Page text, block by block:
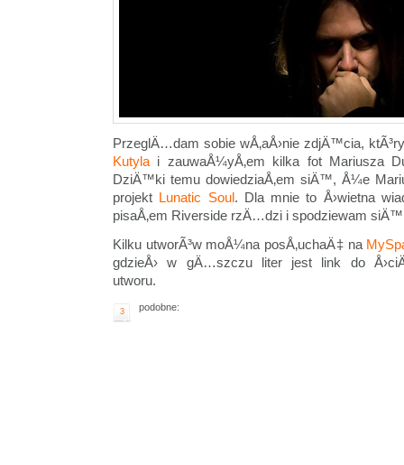
PrzeglÄ…dam sobie wÅ‚aÅ›nie zdjÄ™cia,
Kutyla i zauwaÅ¼yÅ‚em kilka fot Mariusza
DziÄ™ki temu dowiedziaÅ‚em siÄ™, Å¼e
projekt
Lunatic Soul . Dla mnie to Å›wietna
pisaÅ‚em Riverside rzÄ…dzi i spodziewam siÄ™
Kilku utworÃ³w moÅ¼na posÅ‚uchaÄ‡ na
gdzieÅ› w gÄ…szczu liter jest link do
utworu.
3 podobne: